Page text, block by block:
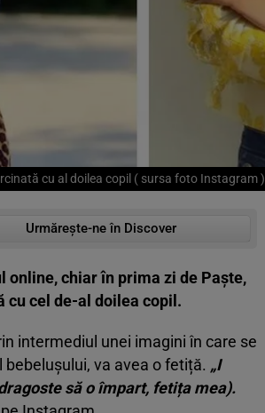
cu al doilea copil ( sursa foto Instagram )
Urmărește-ne în Discover
chiar în prima zi de Paște,
cu cel de-al doilea copil.
intermediul unei imagini în care se
va avea o fetiță. „I
să o împart, fetița mea).